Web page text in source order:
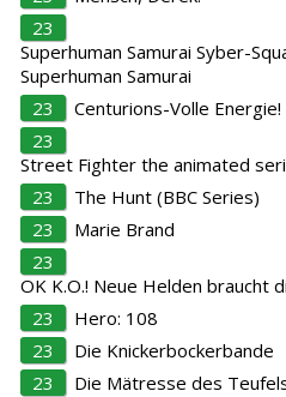
23
Superhuman Samurai Syber-
Superhuman Samurai
23
Centurions-Volle Energie!
23
Street Fighter the animated
23
The Hunt (BBC Series)
23
Marie Brand
23
OK K.O.! Neue Helden braucht
23
Hero: 108
23
Die Knickerbockerbande
23
Die Mätresse des